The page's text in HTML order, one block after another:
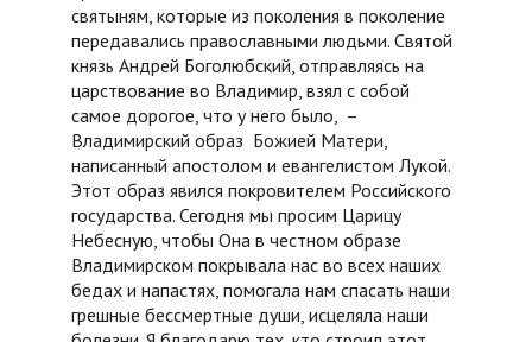
святыням, которые из поколения в поколение
передавались православными людьми. Святой
князь Андрей Боголюбский, отправляясь на
царствование во Владимир, взял с собой
самое дорогое, что у него было, –
Владимирский образ Божией Матери,
написанный апостолом и евангелистом Лукой.
Этот образ явился покровителем Российского
государства. Сегодня мы просим Царицу
Небесную, чтобы Она в честном образе
Владимирском покрывала нас во всех наших
бедах и напастях, помогала нам спасать наши
грешные бессмертные души, исцеляла наши